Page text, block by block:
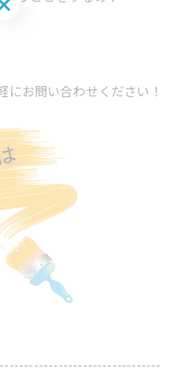
お問い合わせください！